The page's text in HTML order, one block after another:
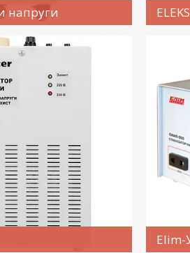
напруги ELEKS
Elim-